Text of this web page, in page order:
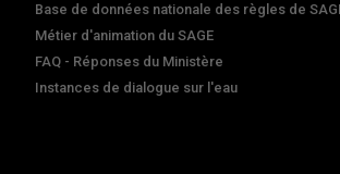
Base de données nationale des règles de
Métier d'animation du SAGE
FAQ - Réponses du Ministère
Instances de dialogue sur l'eau